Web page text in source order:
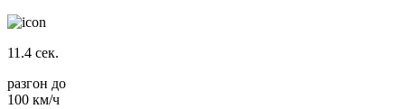
11.4 сек.
разгон до
100 км/ч